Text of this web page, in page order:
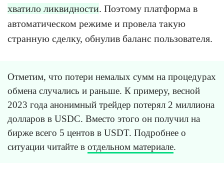
хватило ликвидности. Поэтому платформа в
автоматическом режиме и провела такую
странную сделку, обнулив баланс пользователя.
Отметим, что потери немалых сумм на процедурах
обмена случались и раньше. К примеру, весной
2023 года анонимный трейдер потерял 2 миллиона
долларов в USDC. Вместо этого он получил на
бирже всего 5 центов в USDT. Подробнее о
ситуации читайте в отдельном материале.